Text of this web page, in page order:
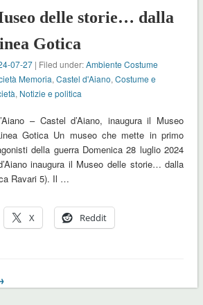
delle storie… dalla
Gotica
07-27 | Filed under:Ambiente Costume
Memoria,Castel d'Aiano,Costume e
, Notizie e politica
– Castel d’Aiano, inaugura il Museo
Gotica Un museo che mette in primo
della guerra Domenica 28 luglio 2024
inaugura il Museo delle storie… dalla
Ravari 5). Il …
X Reddit